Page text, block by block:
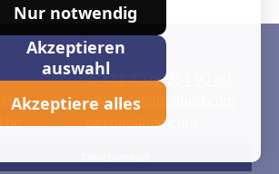
T. +31 (0)26 384 90 80
info@dekoholland.com
dekoholland.com
Nur notwendig
Akzeptieren
auswahl
Akzeptiere alles